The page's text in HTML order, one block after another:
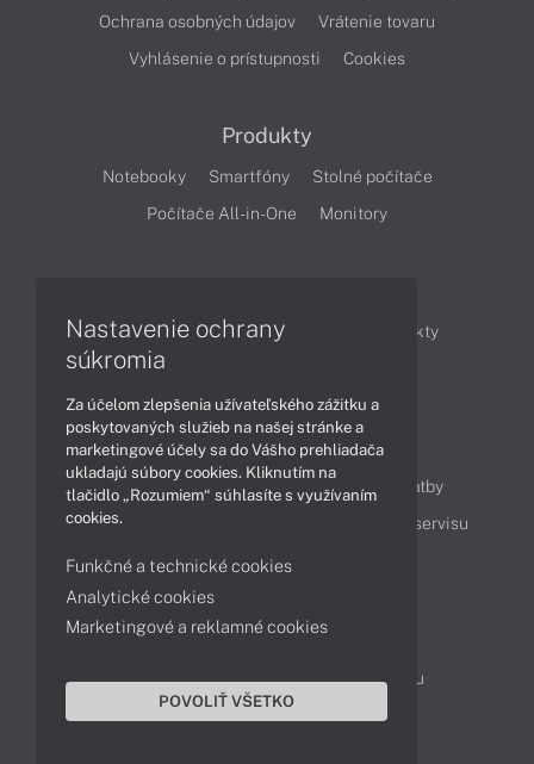
Ochrana osobných údajov
Vrátenie tovaru
Vyhlásenie o prístupnosti
Cookies
Produkty
Notebooky Smartfóny
Stolné počítače
Počítače All-in-One
Monitory
Obchodné informácie
Produkty
Obsah
Ako nakupovať
Možnosti doručenia a platby
Podpora a servis
Cenník servisu
043 4224 771
Servisné oddelenie
Reklamácia tovaru
Nastavenie ochrany
súkromia
Za účelom zlepšenia užívateľského zážitku a
poskytovaných služieb na našej stránke a
marketingové účely sa do Vášho prehliadača
ukladajú súbory cookies. Kliknutím na
tlačidlo „Rozumiem“ súhlasíte s využívaním
cookies.
Funkčné a technické cookies
Analytické cookies
Marketingové a reklamné cookies
POVOLIŤ VŠETKO